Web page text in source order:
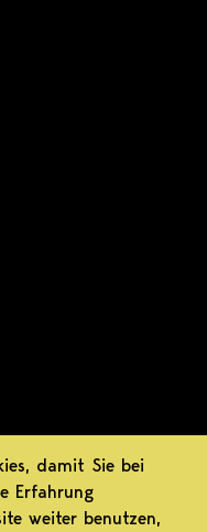
damit Sie bei
Erfahrung
weiter benutzen,